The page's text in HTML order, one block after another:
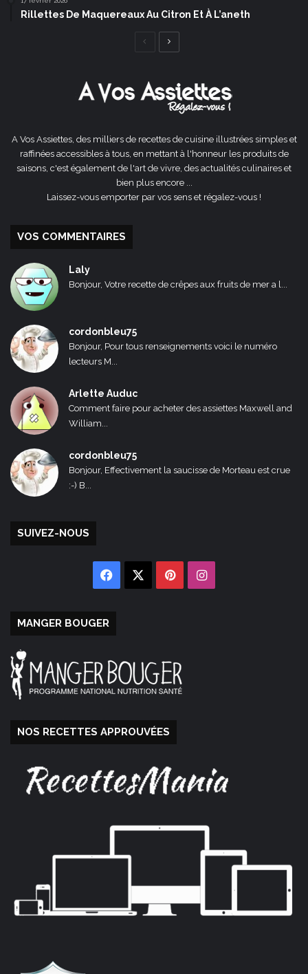
Rillettes De Maquereaux Au Citron Et À L’aneth
Page
A Vos Assiettes, des milliers de recettes de cuisine illustrées simples et
raffinées accessibles à tous, en mettant à l'honneur les produits de
saisons, c'est également de l'art de vivre, des actualités culinaires et
bien plus encore ...
Laissez-vous emporter par vos sens et régalez-vous !
VOS COMMENTAIRES
Laly
Bonjour, Votre recette de crêpes aux fruits de mer a l...
cordonbleu75
Bonjour, Pour tous renseignements voici le numéro
lecteurs M...
Arlette Auduc
Comment faire pour acheter des assiettes Maxwell and
William...
cordonbleu75
Bonjour, Effectivement la saucisse de Morteau est crue
:-) B...
SUIVEZ-NOUS
Facebook PinterestInstagram
MANGER BOUGER
NOS RECETTES APPROUVÉES